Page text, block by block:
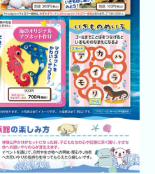
水族館
いきもの道
場
新着イベン
ト
イベント検
索
いきもの道
場予約方法